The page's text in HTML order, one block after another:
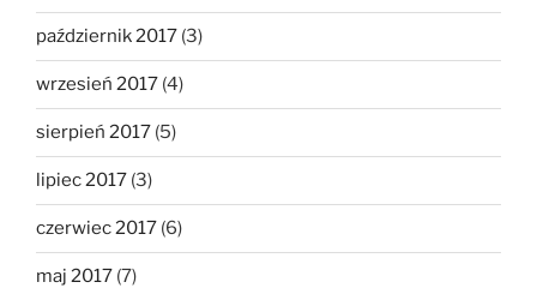
październik 2017 (3)
wrzesień 2017 (4)
sierpień 2017 (5)
lipiec 2017 (3)
czerwiec 2017 (6)
maj 2017 (7)